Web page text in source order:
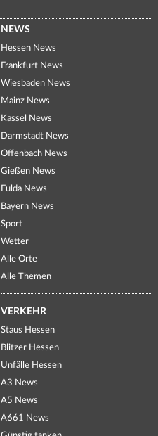
NEWS
Hessen News
Frankfurt News
Wiesbaden News
Mainz News
Kassel News
Darmstadt News
Offenbach News
Gießen News
Fulda News
Bayern News
Sport
Wetter
Alle Orte
Alle Themen
VERKEHR
Staus Hessen
Blitzer Hessen
Unfälle Hessen
A3 News
A5 News
A661 News